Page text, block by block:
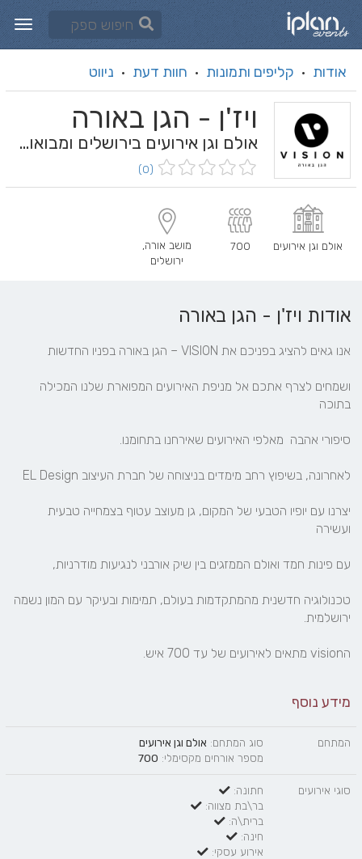
אודות · קליפים ותמונות · חוות דעת · ניווט
ויז'ן - הגן באורה
אולם וגן אירועים בירושלים ומבואותיה
(0)
אולם וגן אירועים 700
מושב אורה,
ירושלים
אודות ויז'ן - הגן באורה
הvision מתאים לאירועים של עד 700 איש.
מידע נוסף
המתחם סוג המתחם: אולם וגן אירועים
מספר אורחים מקסימלי: 700
סוגי אירועים
חתונה:
בר\בת מצווה:
ברית\ה:
חינה:
אירוע עסקי: